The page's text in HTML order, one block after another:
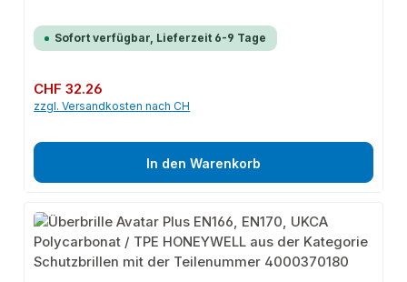
Sofort verfügbar, Lieferzeit 6-9 Tage
Regulärer Preis:
CHF 32.26
zzgl. Versandkosten nach CH
In den Warenkorb